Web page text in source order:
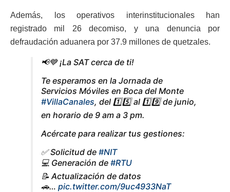
Además, los operativos interinstitucionales han
registrado mil 26 decomiso, y una denuncia por
defraudación aduanera por 37.9 millones de quetzales.
📢💙 ¡La SAT cerca de ti!
Te esperamos en la Jornada de
Servicios Móviles en Boca del Monte
#VillaCanales, del 1️⃣5️⃣ al 1️⃣9️⃣ de junio,
en horario de 9 am a 3 pm.
Acércate para realizar tus gestiones:
✅ Solicitud de #NIT
💻 Generación de #RTU
📝 Actualización de datos
🚗… pic.twitter.com/9uc4933NaT